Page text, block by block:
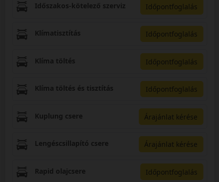
Időszakos-kötelező szerviz Időpontfoglalás
Klímatisztítás Időpontfoglalás
Klíma töltés Időpontfoglalás
Klíma töltés és tisztítás Időpontfoglalás
Kuplung csere Árajánlat kérése
Lengéscsillapító csere Árajánlat kérése
Rapid olajcsere Időpontfoglalás